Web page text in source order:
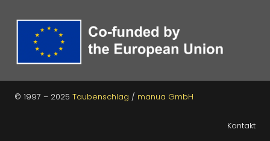
© 1997 – 2025 Taubenschlag / manua GmbH
Kontakt